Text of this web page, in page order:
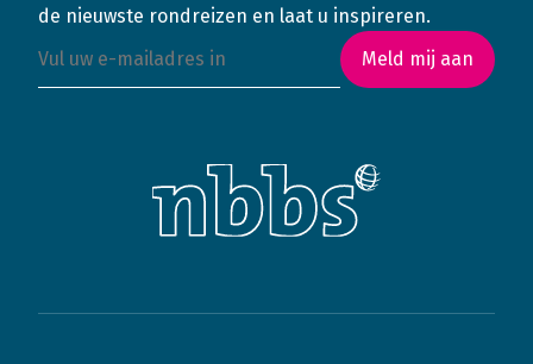
de nieuwste rondreizen en laat u inspireren.
Meld mij aan